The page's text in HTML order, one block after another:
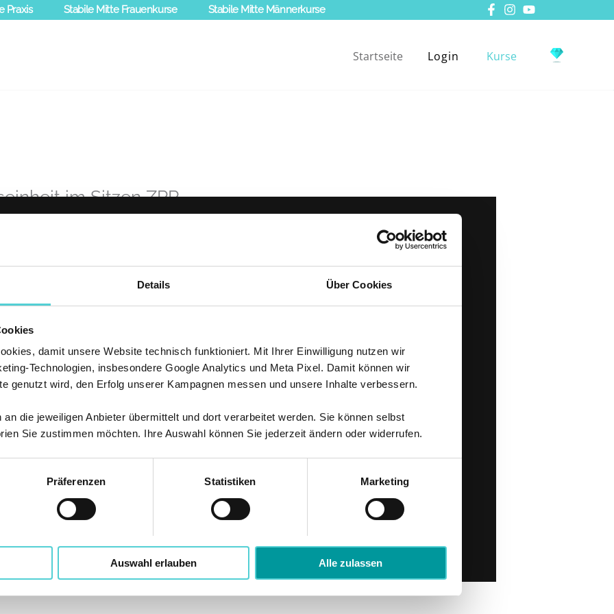
Details Über Cookies
damit unsere Website technisch funktioniert. Mit Ihrer Einwilligung nutzen wir
Technologien, insbesondere Google Analytics und Meta Pixel. Damit können wir
genutzt wird, den Erfolg unserer Kampagnen messen und unsere Inhalte verbessern.
an die jeweiligen Anbieter übermittelt und dort verarbeitet werden. Sie können selbst
Sie zustimmen möchten. Ihre Auswahl können Sie jederzeit ändern oder widerrufen.
Präferenzen Statistiken Marketing
Auswahl erlauben Alle zulassen
Praxis Stabile Mitte Frauenkurse Stabile Mitte Männerkurse
Startseite Login Kurse
im Sitzen ZPP